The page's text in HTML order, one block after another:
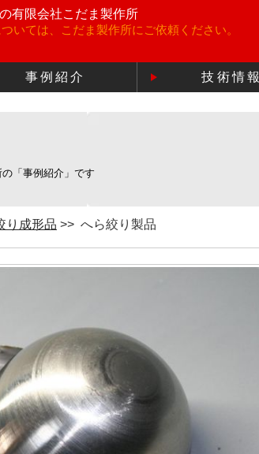
有限会社こだま製作所
いては、こだま製作所にご依頼ください。
事例紹介 技術情報
「事例紹介」です
り成形品 >> へら絞り製品